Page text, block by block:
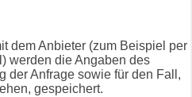
dem Anbieter (zum Beispiel per
werden die Angaben des
der Anfrage sowie für den Fall,
gespeichert.